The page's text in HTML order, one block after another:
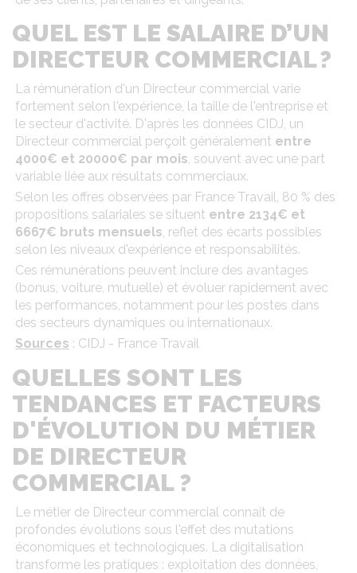
QUEL EST LE SALAIRE D’UN
DIRECTEUR COMMERCIAL ?
La rémunération d'un Directeur commercial varie
fortement selon l'expérience, la taille de l'entreprise et
le secteur d'activité. D'après les données CIDJ, un
Directeur commercial perçoit généralement entre
4000€ et 20000€ par mois, souvent avec une part
variable liée aux résultats commerciaux.
Selon les offres observées par France Travail, 80 % des
propositions salariales se situent entre 2134€ et
6667€ bruts mensuels, reflet des écarts possibles
selon les niveaux d'expérience et responsabilités.
Ces rémunérations peuvent inclure des avantages
(bonus, voiture, mutuelle) et évoluer rapidement avec
les performances, notamment pour les postes dans
des secteurs dynamiques ou internationaux.
Sources : CIDJ - France Travail
QUELLES SONT LES
TENDANCES ET FACTEURS
D'ÉVOLUTION DU MÉTIER
DE DIRECTEUR
COMMERCIAL ?
Le métier de Directeur commercial connaît de
profondes évolutions sous l'effet des mutations
économiques et technologiques. La digitalisation
transforme les pratiques : exploitation des données,